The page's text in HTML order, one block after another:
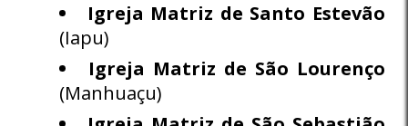
Igreja Matriz de Santo Estevão
(Iapu)
Igreja Matriz de São Lourenço
(Manhuaçu)